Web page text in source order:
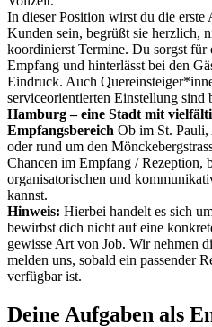
In dieser Position wirst du die erste
Kunden sein, begrüßt sie herzlich,
koordinierst Termine. Du sorgst für
Empfang und hinterlässt bei den
Eindruck. Auch
serviceorientierten Einstellung
Hamburg – eine Stadt mit
Empfangsbereich Ob im St.
oder rund um den
Chancen im Empfang / Rezeption,
organisatorischen und
kannst.
Hinweis: Hierbei handelt es sich
bewirbst dich nicht auf eine
gewisse Art von Job. Wir nehmen
melden uns, sobald ein passender
verfügbar ist.
Deine Aufgaben als